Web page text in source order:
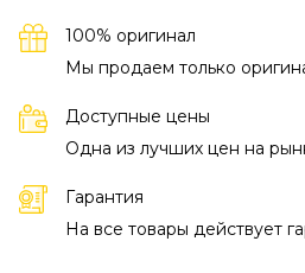
100% оригинал
Мы продаем только
Доступные цены
Одна из лучших цен на
Гарантия
На все товары действует